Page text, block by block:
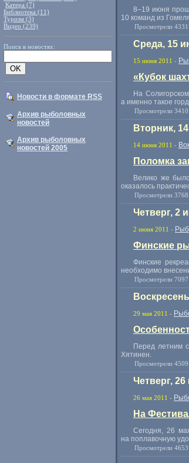
Катера (7)
Библиотека (11)
Туризм (3)
Видео (239)
Поиск в новостях:
Новости в формате RSS
Архив рыболовных
новостей
Архив рыболовных
новостей 2005
8–19 июня
10 команд из
Просмотрели 4331
Среда, 15
15 июня 2011 -
«Кубок
На
а именно такое
Просмотрели 3410
Вторник,
14 июня 2011 -
Поломка
Велико же
оказалось
Просмотрели 3768
Четверг, 2
2 июня 2011 -
Финские
Финские
необходимо
Просмотрели 7097
29 мая 2011 -
Перед летним
Хятинен.
Просмотрели 4509
Четверг, 26
26 мая 2011 -
На
Сегодня, 26
на поплавочную
Просмотрели 4653